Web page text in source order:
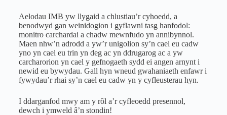
Aelodau IMB yw llygaid a chlustiau’r cyhoedd, a
benodwyd gan weinidogion i gyflawni tasg hanfodol:
monitro carchardai a chadw mewnfudo yn annibynnol.
Maen nhw’n adrodd a yw’r unigolion sy’n cael eu cadw
yno yn cael eu trin yn deg ac yn ddrugarog ac a yw
carcharorion yn cael y gefnogaeth sydd ei angen arnynt i
newid eu bywydau. Gall hyn wneud gwahaniaeth enfawr i
fywydau’r rhai sy’n cael eu cadw yn y cyfleusterau hyn.
I ddarganfod mwy am y rôl a’r cyfleoedd presennol,
dewch i ymweld â’n stondin!